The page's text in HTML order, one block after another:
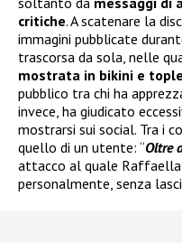
critiche. A scatenare la
immagini pubblicate
trascorsa da sola, nelle
mostrata in bikini e
pubblico tra chi ha
invece, ha giudicato
mostrarsi sui social. Tra i
quello di un utente: “Oltre
attacco al quale Raffaella
personalmente, senza